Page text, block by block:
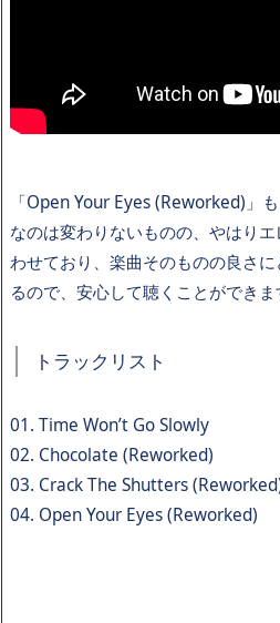
「Open Your Eyes (Reworked)」
なのは変わりないものの、やはり
わせており、楽曲そのものの良さ
るので、安心して聴くことができま
トラックリスト
01. Time Won’t Go Slowly
02. Chocolate (Reworked)
03. Crack The Shutters
04. Open Your Eyes (Reworked)